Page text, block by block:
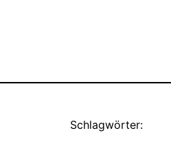
Schlagwörter: